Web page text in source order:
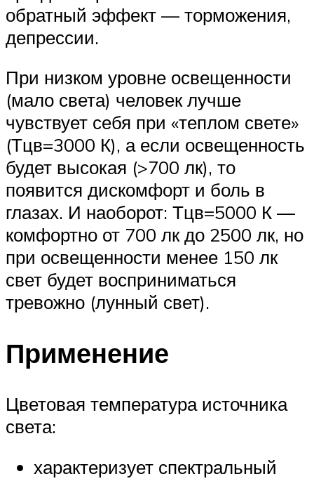
обратный эффект — торможения,
депрессии.
При низком уровне освещенности
(мало света) человек лучше
чувствует себя при «теплом свете»
(Тцв=3000 К), а если освещенность
будет высокая (>700 лк), то
появится дискомфорт и боль в
глазах. И наоборот: Тцв=5000 К —
комфортно от 700 лк до 2500 лк, но
при освещенности менее 150 лк
свет будет восприниматься
тревожно (лунный свет).
Применение
Цветовая температура источника
света:
характеризует спектральный